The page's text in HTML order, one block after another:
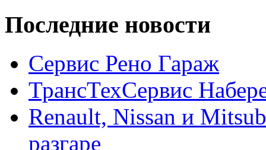
Последние новости
Сервис Рено Гараж
ТрансТехСервис
Renault, Nissan и
разгаре